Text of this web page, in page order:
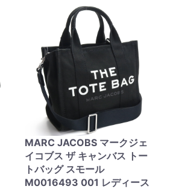
MARC JACOBS マークジェ
イコブス ザ キャンバス トー
トバッグ スモール
M0016493 001 レディース